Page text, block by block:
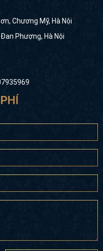
Chương Mỹ, Hà Nội
Phượng, Hà Nội